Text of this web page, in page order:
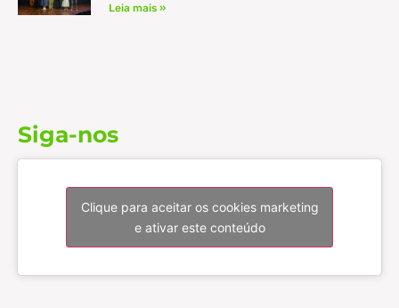
Leia mais »
Siga-nos
Clique para aceitar os cookies marketing
e ativar este conteúdo